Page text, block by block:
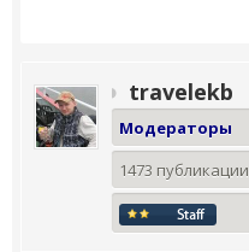
travelekb
Модераторы
1473 публикации